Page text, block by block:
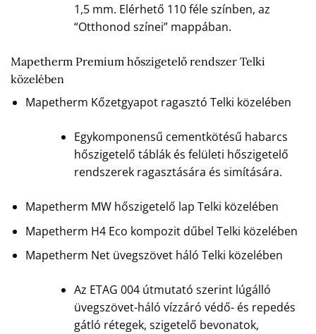
1,5 mm. Elérhető 110 féle színben, az
“Otthonod színei” mappában.
Mapetherm Premium hőszigetelő rendszer Telki
közelében
Mapetherm Kőzetgyapot ragasztó Telki közelében
Egykomponensű cementkötésű habarcs
hőszigetelő táblák és felületi hőszigetelő
rendszerek ragasztására és simítására.
Mapetherm MW hőszigetelő lap Telki közelében
Mapetherm H4 Eco kompozit dűbel Telki közelében
Mapetherm Net üvegszövet háló Telki közelében
Az ETAG 004 útmutató szerint lúgálló
üvegszövet-háló vízzáró védő- és repedés
gátló rétegek, szigetelő bevonatok,